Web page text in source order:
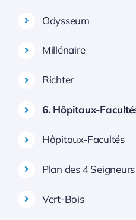
Odysseum
Millénaire
Richter
6. Hôpitaux-
Hôpitaux-Facultés
Plan des 4 Seigneurs
Vert-Bois